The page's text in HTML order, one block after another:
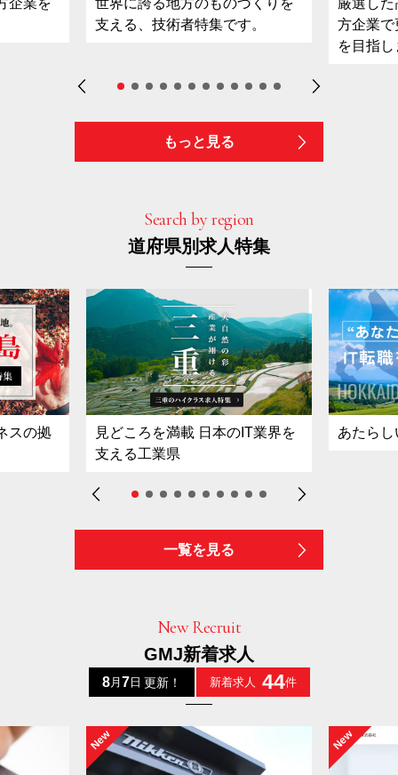
企業を
世界に誇る地方のものづくりを
支える、技術者特集です。
厳選し
方企業で
を目指
もっと見る
道府県別求人特集
Search by region
スの拠
見どころを満載 日本のIT業界を
支える工業県
あたら
一覧を見る
GMJ新着求人
New Recruit
8月 7日 更新！ 新着求人 44件
New New